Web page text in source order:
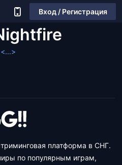
Вход / Регистрация
<...>
платформа в СНГ.
по популярным играм,